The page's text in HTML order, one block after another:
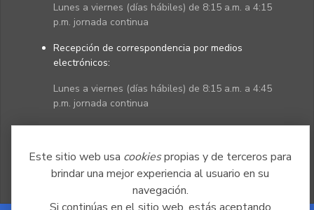
Este sitio web usa cookiespropias y de terceros para
brindar una mejor experiencia al usuario en su
navegación.
Lunes a viernes (días hábiles) de 8:15 a.m. a 4:15
p.m. jornada continua
Recepción de correspondencia por medios
electrónicos:
Lunes a viernes (días hábiles) de 8:15 a.m. a 4:45
p.m. jornada continua